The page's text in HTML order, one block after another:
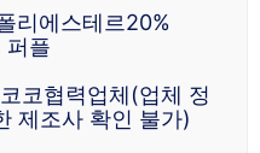
리에스테르20%
플
코협력업체(업체 정
제조사 확인 불가)